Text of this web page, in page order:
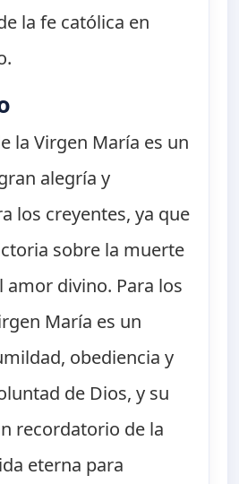
la fe católica en
la Virgen María es un
alegría y
los creyentes, ya que
sobre la muerte
divino. Para los
María es un
obediencia y
de Dios, y su
recordatorio de la
eterna para